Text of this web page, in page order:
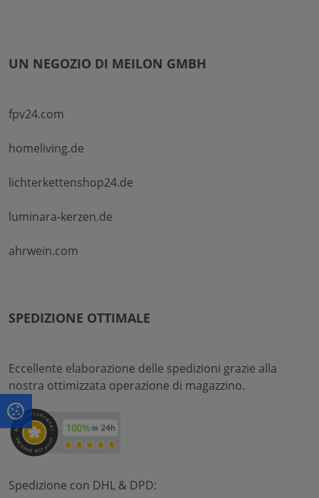
UN NEGOZIO DI MEILON GMBH
fpv24.com
homeliving.de
lichterkettenshop24.de
luminara-kerzen.de
ahrwein.com
SPEDIZIONE OTTIMALE
Eccellente elaborazione delle spedizioni grazie alla
nostra ottimizzata operazione di magazzino.
Spedizione con DHL & DPD: